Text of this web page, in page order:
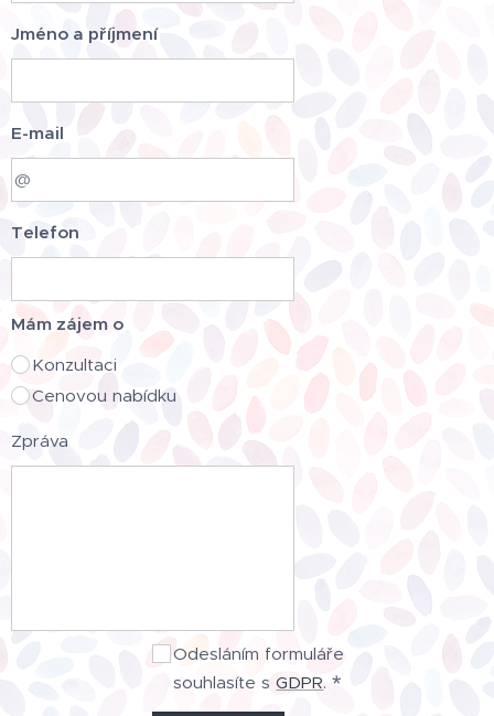
Jméno a příjmení
E-mail
Telefon
Mám zájem o
Konzultaci
Cenovou nabídku
Zpráva
Odesláním formuláře
souhlasíte sGDPR.